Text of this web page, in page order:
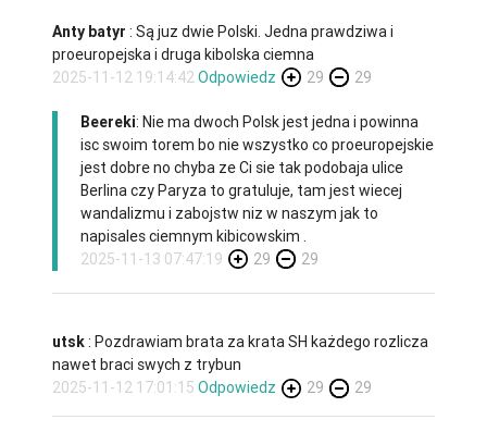
Anty batyr: Są juz dwie Polski. Jedna prawdziwa i
proeuropejska i druga kibolska ciemna
2025-11-12 19:14:42Odpowiedz 29 29
Beereki: Nie ma dwoch Polsk jest jedna i powinna
isc swoim torem bo nie wszystko co proeuropejskie
jest dobre no chyba ze Ci sie tak podobaja ulice
Berlina czy Paryza to gratuluje, tam jest wiecej
wandalizmu i zabojstw niz w naszym jak to
napisales ciemnym kibicowskim .
2025-11-13 07:47:19
29 29
utsk: Pozdrawiam brata za krata SH każdego rozlicza
nawet braci swych z trybun
2025-11-12 17:01:15 Odpowiedz 29 29